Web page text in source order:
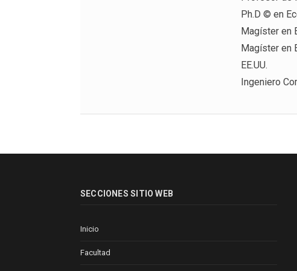
Ph.D © en
Magíster en
Magíster en
EE.UU.
Ingeniero
SECCIONES SITIO WEB
Inicio
Facultad